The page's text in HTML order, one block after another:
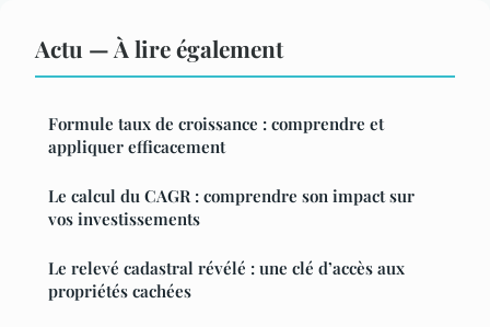
Actu — À lire également
Formule taux de croissance : comprendre et
appliquer efficacement
Le calcul du CAGR : comprendre son impact sur
vos investissements
Le relevé cadastral révélé : une clé d’accès aux
propriétés cachées